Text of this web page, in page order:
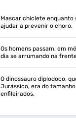
Mascar chiclete enquanto
ajudar a prevenir o choro.
Os homens passam, em
dia se arrumando na
O dinossauro diplodoco,
Jurássico, era do
enfileirados.